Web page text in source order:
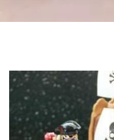
ACCUEIL